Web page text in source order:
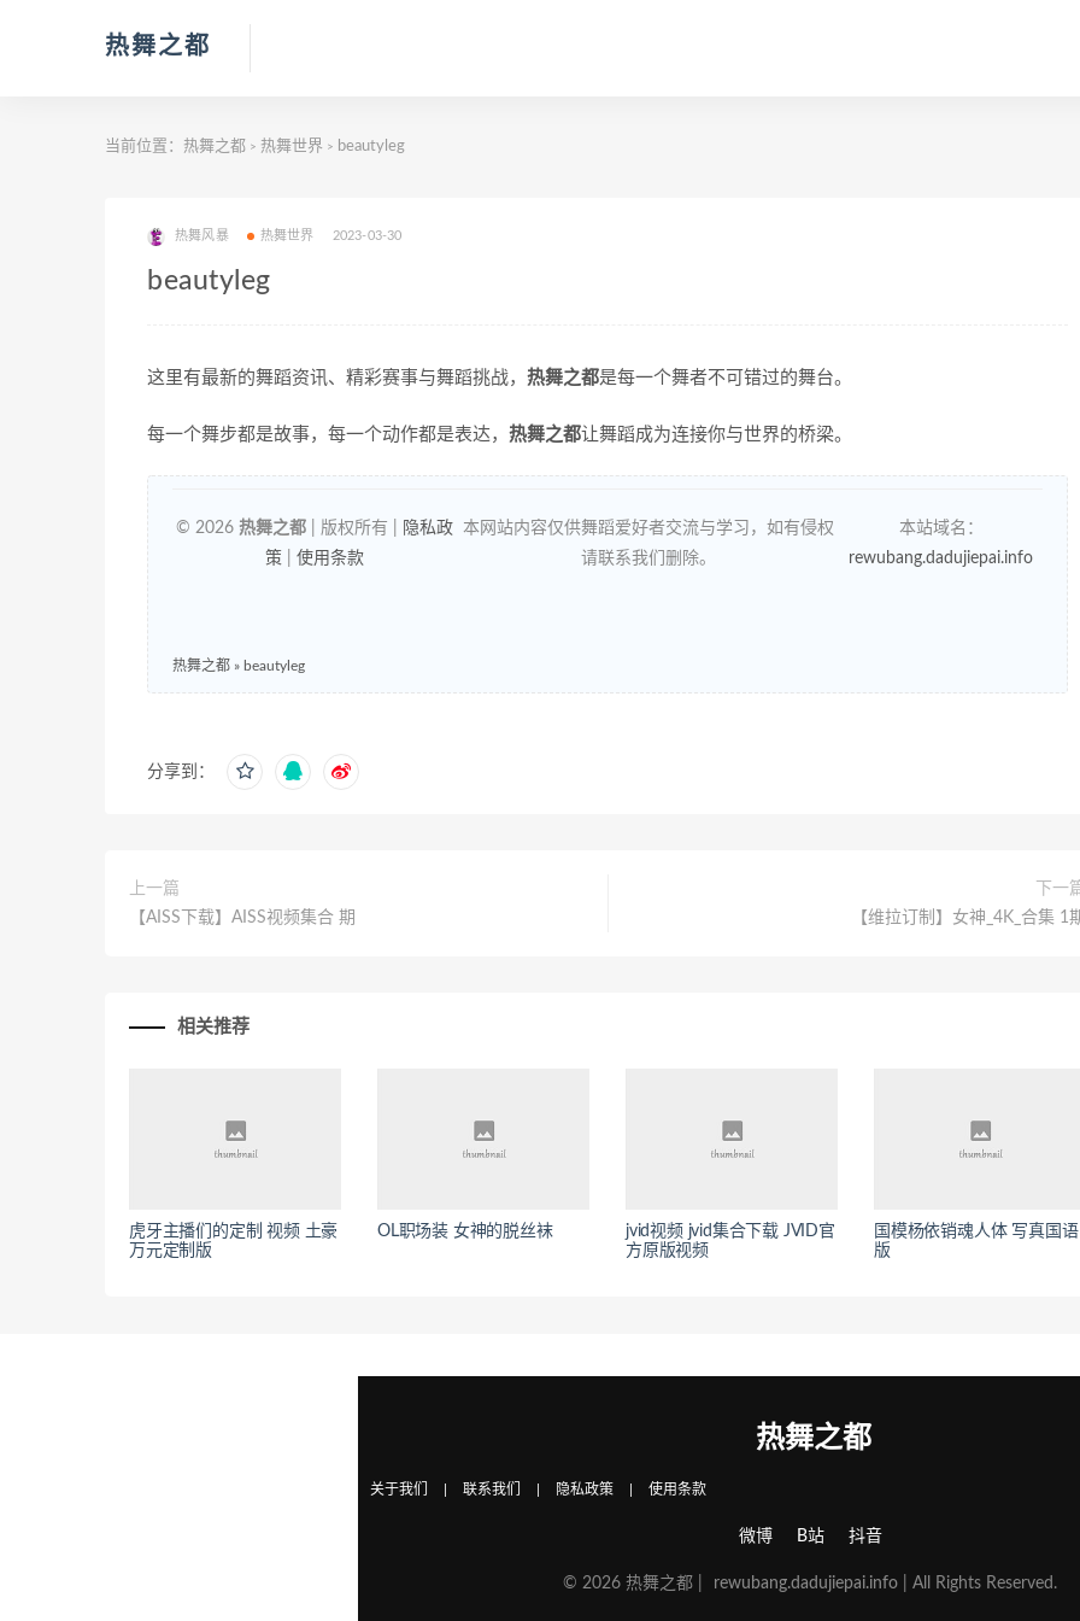
热舞之都
当前位置： 热舞之都 > 热舞世界 > beautyleg
热舞风暴 热舞世界 2023-03-30
beautyleg
这里有最新的舞蹈资讯、精彩赛事与舞蹈挑战， 热舞之都是每一个舞者不可错过的舞台。
每一个舞步都是故事，每一个动作都是表达， 热舞之都让舞蹈成为连接你与世界的桥梁。
© 2026 热舞之都| 版权所有 |
隐私政
策
使用条款
本网站内容仅供舞蹈爱好者交流与学习，如有侵权
请联系我们删除。
本站域名：
rewubang.dadujiepai.info
热舞之都 » beautyleg
分享到：
上一篇
【AISS下载】AISS视频集合 期
下一
【维拉订制】女神_4K_合集 1
相关推荐
虎牙主播们的定制 视频 土豪
万元定制版
OL职场装 女神的脱丝袜
jvid视频 jvid集合下载 JVID官
方原版视频
国模杨依销魂人体 写真国语
版
热舞之都
关于我们 联系我们 隐私政策 使用条款
微博 B站 抖音
© 2026 热舞之都 | rewubang.dadujiepai.info | All Rights Reserved.